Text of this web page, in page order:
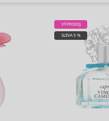
VÝPRODEJ
SLEVA 5 %